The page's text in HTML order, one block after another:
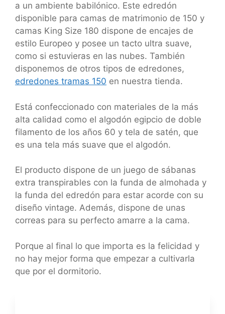
a un ambiente babilónico. Este edredón
disponible para camas de matrimonio de 150 y
camas King Size 180 dispone de encajes de
estilo Europeo y posee un tacto ultra suave,
como si estuvieras en las nubes. También
disponemos de otros tipos de edredones,
edredones tramas 150 en nuestra tienda.
Está confeccionado con materiales de la más
alta calidad como el algodón egipcio de doble
filamento de los años 60 y tela de satén, que
es una tela más suave que el algodón.
El producto dispone de un juego de sábanas
extra transpirables con la funda de almohada y
la funda del edredón para estar acorde con su
diseño vintage. Además, dispone de unas
correas para su perfecto amarre a la cama.
Porque al final lo que importa es la felicidad y
no hay mejor forma que empezar a cultivarla
que por el dormitorio.